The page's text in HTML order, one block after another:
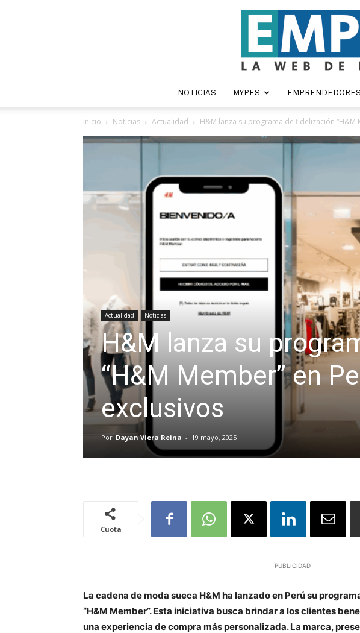
NOTICIAS MYPES EMPRENDEDORES
Inicio Noticias Actualidad H&M lanza su programa de fidelización “H&M
Actualidad Noticias
H&M lanza su
“H&M Member” en
exclusivos
Por Dayan Viera Reina - 19 mayo, 2025
Cuota
PUBLICIDAD
La cadena de moda sueca H&M ha lanzado en Perú su
“H&M Member”. Esta iniciativa busca brindar a los clientes
una experiencia de compra más personalizada. La marca,